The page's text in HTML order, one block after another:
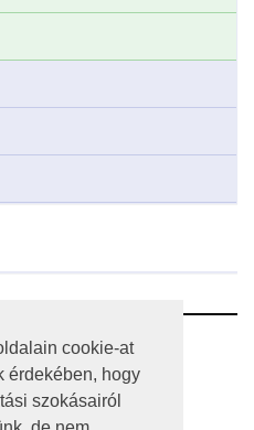
cookie-at
érdekében, hogy
szokásairól